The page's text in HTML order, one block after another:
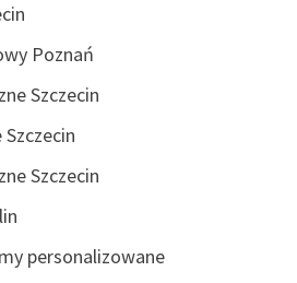
Poznań
Szczecin
Szczecin
personalizowane